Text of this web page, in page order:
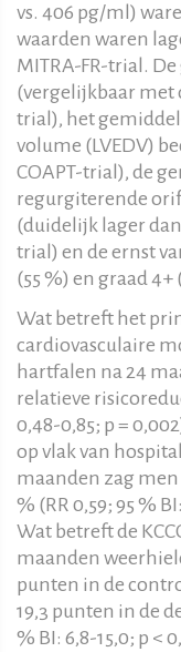
vs. 406 pg/ml)
waarden waren
MITRA-FR-trial. De
(vergelijkbaar met
trial), het
volume (LVEDV)
COAPT-trial), de
regurgiterende
(duidelijk lager dan
trial) en de ernst
(55 %) en graad 4+
Wat betreft het
cardiovasculaire
hartfalen na 24
relatieve
0,48-0,85; p =
op vlak van
maanden zag men
% (RR 0,59; 95 %
Wat betreft de
maanden
punten in de
19,3 punten in de
% BI: 6,8-15,0; p <